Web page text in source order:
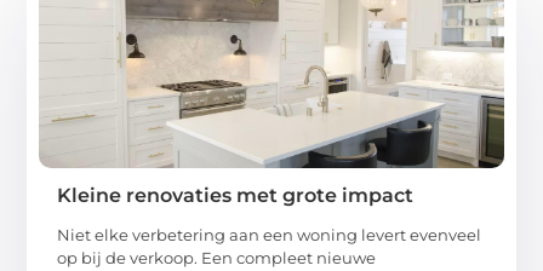
Kleine renovaties met grote impact
Niet elke verbetering aan een woning levert evenveel
op bij de verkoop. Een compleet nieuwe